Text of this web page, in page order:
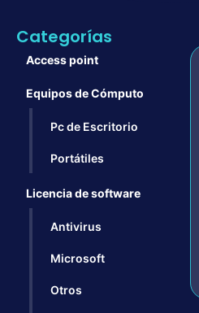
Categorías
Access point
Equipos de Cómputo
Pc de Escritorio
Portátiles
Licencia de software
Antivirus
Microsoft
Otros